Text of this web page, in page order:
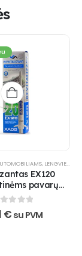
,PRAMONEI,REVITALIZANTAI
, LENGVIESIEMS AUTOMOBILIAMS
EX120
pavarų
of 5
€ su PVM